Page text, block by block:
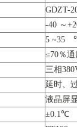
GDZT-
-40 ～
5 ~35
≤70％通
三相
延时、
液晶屏
±0.1℃